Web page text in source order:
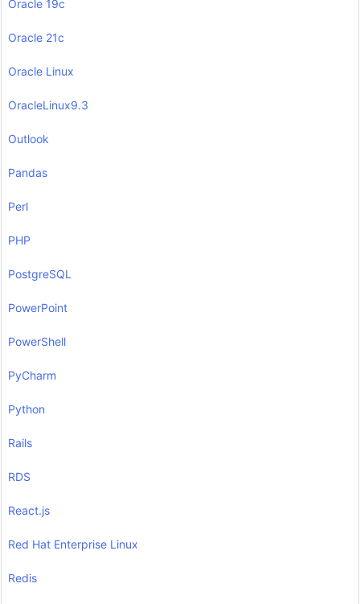
Oracle 19c
Oracle 21c
Oracle Linux
OracleLinux9.3
Outlook
Pandas
Perl
PHP
PostgreSQL
PowerPoint
PowerShell
PyCharm
Python
Rails
RDS
React.js
Red Hat Enterprise Linux
Redis